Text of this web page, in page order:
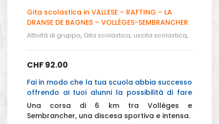
Gita scolastica in VALLESE – RAFTING – LA
DRANSE DE BAGNES – VOLLÈGES-SEMBRANCHER
– CHF 92.00
Attività di gruppo, Gita scolastica, uscita scolastica,
CHF92.00
Fai in modo che la tua scuola abbia successo
offrendo ai tuoi alunni la possibilità di fare
rafting nel Vallese con la Danse de Bagnes.
Una corsa di 6 km tra Vollèges e
Sembrancher, una discesa sportiva e intensa.